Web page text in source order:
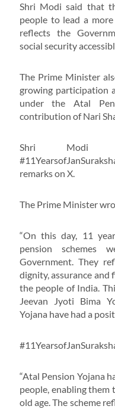
Shri Modi said that
people to lead a
reflects the
social security
The Prime Minister
growing participation
under the Atal
contribution of Nari
Shri Modi
remarks on X.
The Prime Minister
“On this day, 11
pension schemes
Government. They
dignity, assurance
the people of India.
Jeevan Jyoti Bima
Yojana have had a
“Atal Pension Yojana
people, enabling them
old age. The scheme